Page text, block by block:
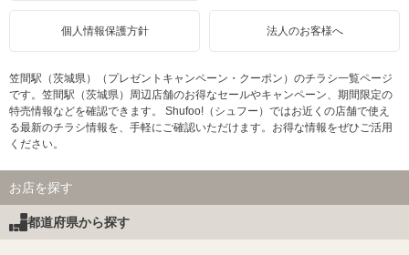
個人情報保護方針 法人のお客様へ
笠間駅（茨城県）（プレゼントキャンペーン・クーポン）のチラシ一覧ページ
です。笠間駅（茨城県）周辺店舗のお得なセールやキャンペーン、期間限定の
特売情報などを確認できます。 Shufoo!（シュフー）ではお近くの店舗で使え
る最新のチラシ情報を、手軽にご確認いただけます。お得な情報をぜひご活用
ください。
お店を探す
都道府県から探す